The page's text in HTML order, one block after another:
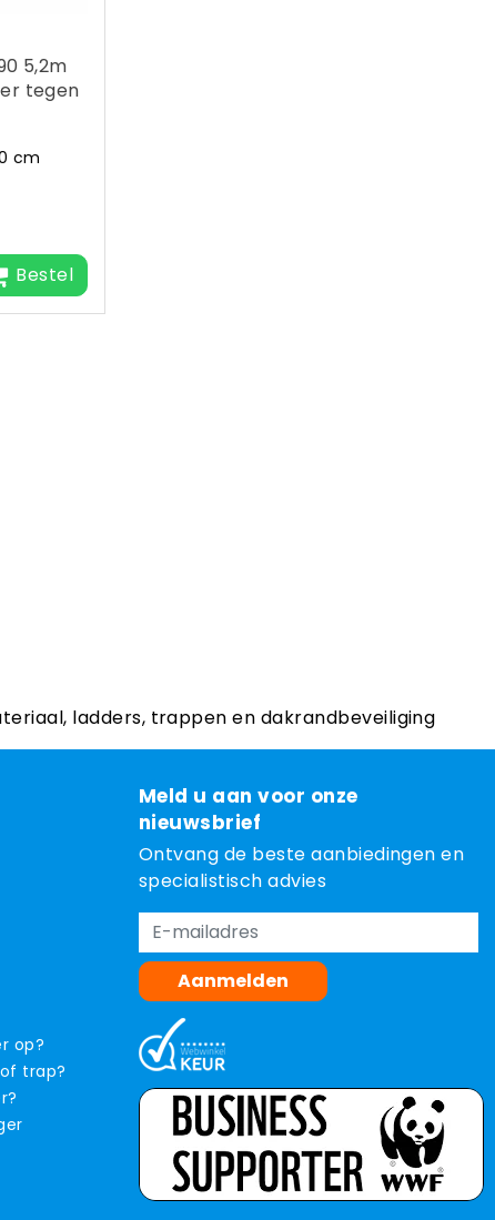
5,2m
tegen
cm
Bestel
ladders, trappen en dakrandbeveiliging
op?
trap?
Meld u aan voor onze
nieuwsbrief
Ontvang de beste aanbiedingen en
specialistisch advies
Aanmelden